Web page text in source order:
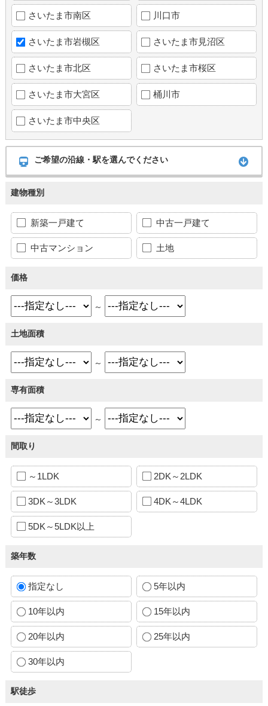
さいたま市南区 川口市
さいたま市岩槻区 さいたま市見沼区
さいたま市北区 さいたま市桜区
さいたま市大宮区 桶川市
さいたま市中央区
ご希望の沿線・駅を選んでください
建物種別
新築一戸建て 中古一戸建て
中古マンション 土地
価格
～
土地面積
～
専有面積
～
間取り
～1LDK 2DK～2LDK
3DK～3LDK 4DK～4LDK
5DK～5LDK以上
築年数
指定なし 5年以内
10年以内 15年以内
20年以内 25年以内
30年以内
駅徒歩